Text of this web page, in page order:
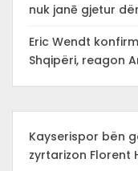
nuk janē gjetur
Eric Wendt
Shqipëri, reagon
Kayserispor bën
zyrtarizon Florent